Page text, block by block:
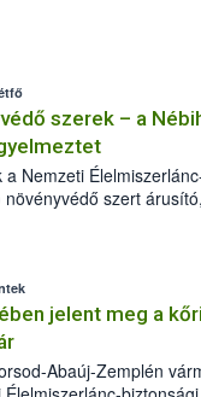
szerek – a
a Nemzeti
szert
bejelentések.
mennyisége is
növényvédő
jeleket, valamint a
jelent meg a
Abaúj-Zemplén